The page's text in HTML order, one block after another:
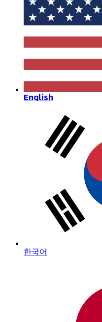
English
한국어